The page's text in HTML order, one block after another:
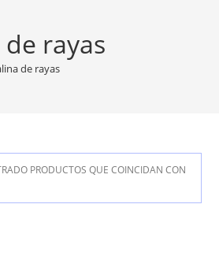
rayas
de rayas
PRODUCTOS QUE COINCIDAN CON